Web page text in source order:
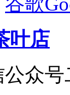
叶店
公众